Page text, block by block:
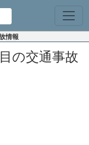
情報
の交通事故